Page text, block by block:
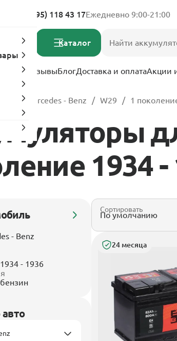
8 (495) 118 43 17Ежедневно 9:00-21:00
Каталог
ответ ОтзывыБлогДоставка и оплатаАкции
Mercedes - Benz W29 1
1934 -
- Benz
- 1936
Сортировать
24 месяца